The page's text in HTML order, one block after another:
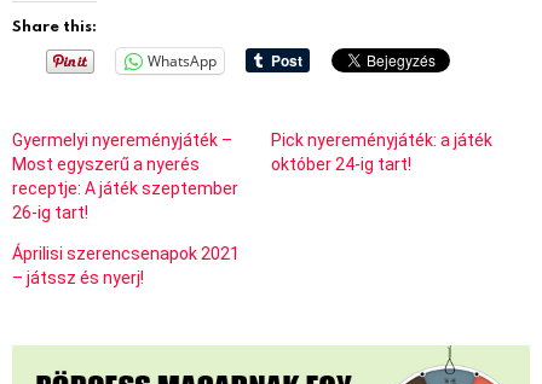
Share this:
WhatsApp
Gyermelyi nyereményjáték –
Most egyszerű a nyerés
receptje: A játék szeptember
26-ig tart!
Pick nyereményjáték: a játék
október 24-ig tart!
Áprilisi szerencsenapok 2021
– játssz és nyerj!